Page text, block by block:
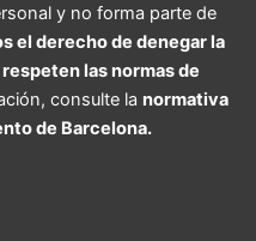
y no forma parte de
el derecho de denegar la
las normas de
consulte la normativa
de Barcelona.